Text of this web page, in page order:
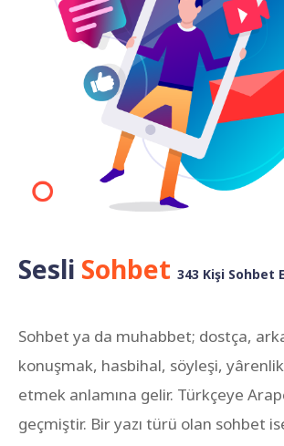
Sesli Sohbet 343 Kişi Sohbet
Sohbet ya da muhabbet; dostça,
konuşmak, hasbihal, söyleşi,
etmek anlamına gelir. Türkçeye
geçmiştir. Bir yazı türü olan sohbet